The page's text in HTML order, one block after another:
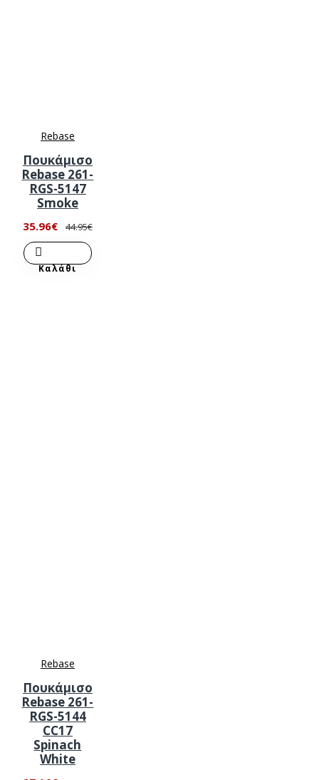
Rebase
Πουκάμισο
Rebase 261-
RGS-5147
Smoke
35.96€ 44.95€
Καλάθι
Rebase
Πουκάμισο
Rebase 261-
RGS-5144
CC17
Spinach
White